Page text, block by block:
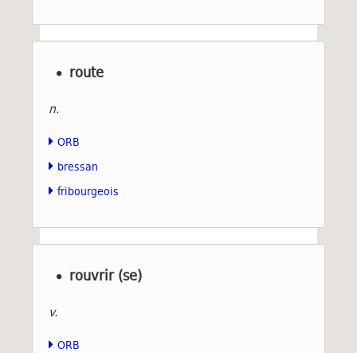
route
n.
ORB
bressan
fribourgeois
rouvrir (se)
v.
ORB